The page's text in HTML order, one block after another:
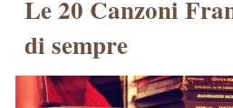
Le 20 Canzoni
di sempre